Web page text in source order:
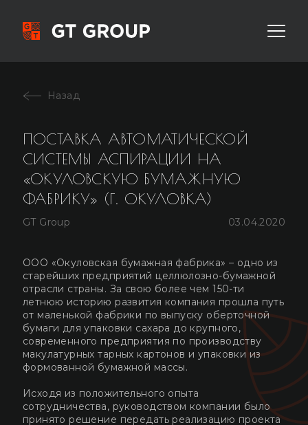
ПОСТАВКА АВТОМАТИЧЕСКОЙ
СИСТЕМЫ АСПИРАЦИИ НА
«ОКУЛОВСКУЮ БУМАЖНУЮ
ФАБРИКУ» (Г. ОКУЛОВКА)
GT Group 03.04.2020
ООО «Окуловская бумажная фабрика» – одно из
старейших предприятий целлюлозно-бумажной
отрасли страны. За свою более чем 150-ти
летнюю историю развития компания прошла путь
от маленькой фабрики по выпуску оберточной
бумаги для упаковки сахара до крупного,
современного предприятия по производству
макулатурных тарных картонов и упаковки из
формованной бумажной массы.
Исходя из положительного опыта
сотрудничества, руководством компании было
принято решение передать реализацию проекта